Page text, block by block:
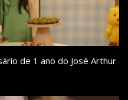
de 1 ano do José Arthur